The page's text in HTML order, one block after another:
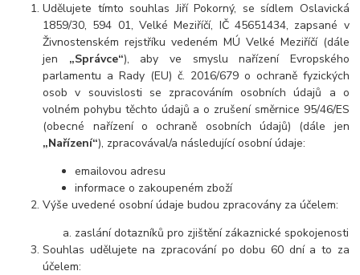
Udělujete tímto souhlas Jiří Pokorný, se sídlem Oslavická
1859/30, 594 01, Velké Meziříčí, IČ 45651434, zapsané v
Živnostenském rejstříku vedeném MÚ Velké Meziříčí (dále
jen „Správce“), aby ve smyslu nařízení Evropského
parlamentu a Rady (EU) č. 2016/679 o ochraně fyzických
osob v souvislosti se zpracováním osobních údajů a o
volném pohybu těchto údajů a o zrušení směrnice 95/46/ES
(obecné nařízení o ochraně osobních údajů) (dále jen
„Nařízení“), zpracovával/a následující osobní údaje:
emailovou adresu
informace o zakoupeném zboží
Výše uvedené osobní údaje budou zpracovány za účelem:
zaslání dotazníků pro zjištění zákaznické spokojenosti
Souhlas udělujete na zpracování po dobu 60 dní a to za
účelem: